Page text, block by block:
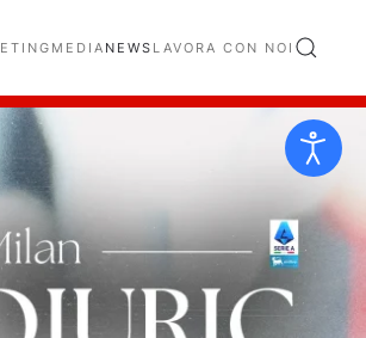
MEDIA NEWS LAVORA CON NOI